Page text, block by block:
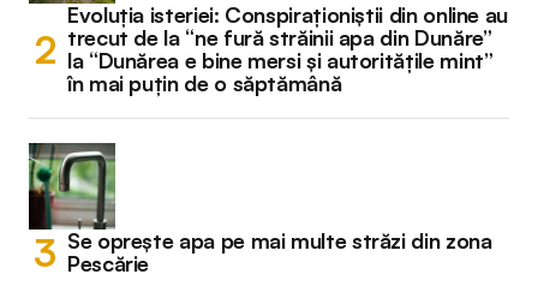
Evoluția isteriei: Conspiraționiștii din online au
trecut de la “ne fură străinii apa din Dunăre”
la “Dunărea e bine mersi și autoritățile mint”
în mai puțin de o săptămână
Se oprește apa pe mai multe străzi din zona
Pescărie